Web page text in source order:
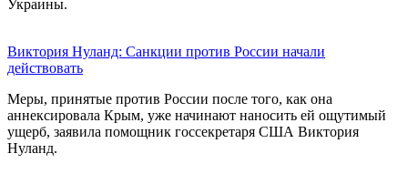
Украины.
Виктория Нуланд: Санкции против России начали
действовать
Меры, принятые против России после того, как она
аннексировала Крым, уже начинают наносить ей ощутимый
ущерб, заявила помощник госсекретаря США Виктория
Нуланд.